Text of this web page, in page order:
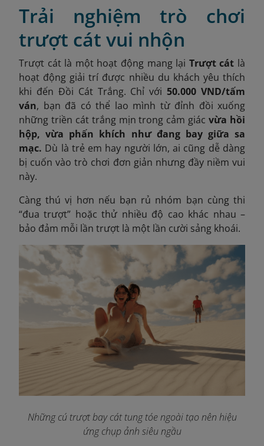
Trải nghiệm trò chơi
trượt cát vui nhộn
Trượt cát là một hoạt động mang lại Trượt cát là
hoạt động giải trí được nhiều du khách yêu thích
khi đến Đồi Cát Trắng. Chỉ với50.000 VND/tấm
ván, bạn đã có thể lao mình từ đỉnh đồi xuống
những triền cát trắng mịn trong cảm giácvừa hồi
hộp, vừa phấn khích như đang bay giữa sa
mạc. Dù là trẻ em hay người lớn, ai cũng dễ dàng
bị cuốn vào trò chơi đơn giản nhưng đầy niềm vui
này.
Càng thú vị hơn nếu bạn rủ nhóm bạn cùng thi
“đua trượt” hoặc thử nhiều độ cao khác nhau –
bảo đảm mỗi lần trượt là một lần cười sảng khoái.
Những cú trượt bay cát tung tóe ngoài tạo nên hiệu
ứng chụp ảnh siêu ngầu